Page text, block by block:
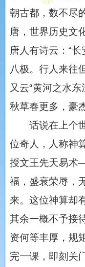
朝古都，数不尽
唐，世界历史文
唐人有诗云：“
八极。行人来往
又云“黄河之水
秋草春更多，豪
话说在上个
位奇人，人称神
授文王先天易术
福，盛衰荣辱，
来。这位神算却
其余一概不予接
资何等丰厚，规
完一课，即刻关